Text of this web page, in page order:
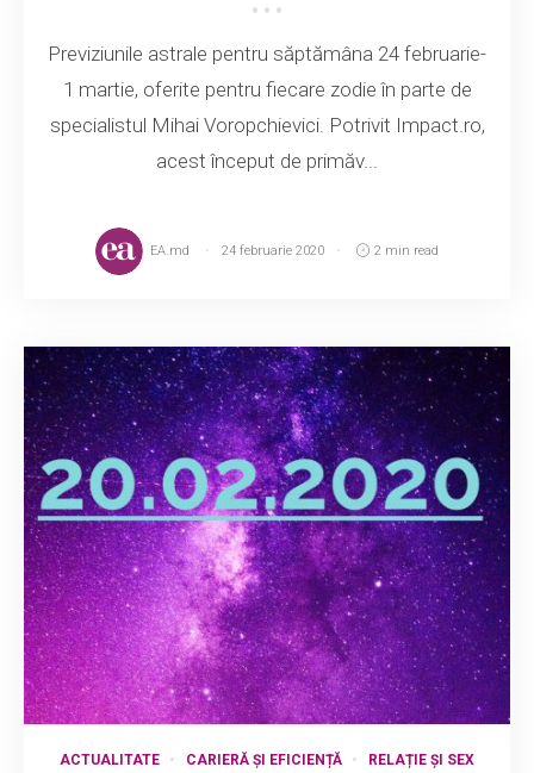
Previziunile astrale pentru săptămâna 24 februarie-
1 martie, oferite pentru fiecare zodie în parte de
specialistul Mihai Voropchievici. Potrivit Impact.ro,
acest început de primăv...
EA.md 24 februarie 2020 2 min read
ACTUALITATE CARIERĂ ȘI EFICIENȚĂ RELAȚIE ȘI SEX